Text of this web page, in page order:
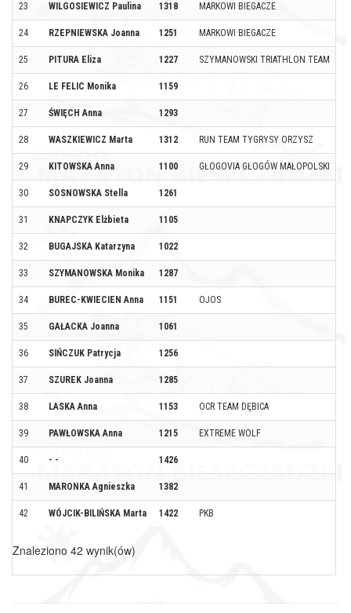
23 WILGOSIEWICZ Paulina 1318 MARKOWI BIEGACZE
24 RZEPNIEWSKA Joanna 1251 MARKOWI BIEGACZE
25 PITURA Eliza 1227 SZYMANOWSKI TRIATHLON TEAM
26 LE FELIC Monika 1159
27 ŚWIĘCH Anna 1293
28 WASZKIEWICZ Marta 1312 RUN TEAM TYGRYSY ORZYSZ
29 KITOWSKA Anna 1100 GŁOGOVIA GŁOGÓW MAŁOPOLSKI
30 SOSNOWSKA Stella 1261
31 KNAPCZYK Elżbieta 1105
32 BUGAJSKA Katarzyna 1022
33 SZYMANOWSKA Monika 1287
34 BUREC-KWIECIEN Anna 1151 OJOS
35 GAŁACKA Joanna 1061
36 SIŃCZUK Patrycja 1256
37 SZUREK Joanna 1285
38 LASKA Anna 1153 OCR TEAM DĘBICA
39 PAWŁOWSKA Anna 1215 EXTREME WOLF
40 - - 1426
41 MARONKA Agnieszka 1382
42 WÓJCIK-BILIŃSKA Marta 1422 PKB
Znaleziono 42 wynik(ów)